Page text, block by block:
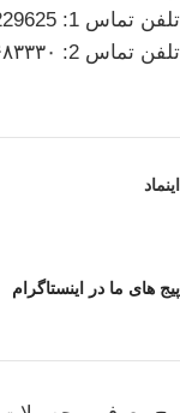
تلفن تماس 1: 0114229625
تلفن تماس 2: ۰۹۳۳۰۶۸۳۳۳۰
اینماد
پیج های ما در اینستاگرام